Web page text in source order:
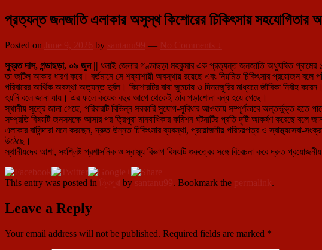
প্রত্যন্ত জনজাতি এলাকার অসুস্থ কিশোরের চিকিৎসায় সহযোগিতার
Posted on June 9, 2026 by santanu99 — No Comments ↓
সুব্রত দাস, গন্ডাছড়া, ০৯ জুন || ধলাই জেলার গণ্ডাছড়া মহকুমার এক প্রত্যন্ত জনজাতি অধ্যুষিত গ্রামের
তা জটিল আকার ধারণ করে। বর্তমানে সে শয্যাশায়ী অবস্থায় রয়েছে এবং নিয়মিত চিকিৎসার প্রয়োজন বলে
পরিবারের আর্থিক অবস্থা অত্যন্ত দুর্বল। কিশোরটির বাবা জুমচাষ ও দিনমজুরির মাধ্যমে জীবিকা নির্বাহ
হয়নি বলে জানা যায়। এর ফলে কয়েক বছর আগে থেকেই তার পড়াশোনা বন্ধ হয়ে গেছে।
স্থানীয় সূত্রে জানা গেছে, পরিবারটি বিভিন্ন সরকারি সুযোগ-সুবিধার আওতায় সম্পূর্ণভাবে অন্তর্ভুক্ত হতে
সম্প্রতি বিষয়টি জনসমক্ষে আসার পর ত্রিপুরা মানবাধিকার কমিশন ঘটনাটির প্রতি দৃষ্টি আকর্ষণ করেছে বলে
এলাকার বাসিন্দারা মনে করছেন, দ্রুত উন্নত চিকিৎসার ব্যবস্থা, প্রয়োজনীয় পরিচয়পত্র ও স্বাস্থ্যসেবা-
উঠেছে।
স্থানীয়দের আশা, সংশ্লিষ্ট প্রশাসনিক ও স্বাস্থ্য বিভাগ বিষয়টি গুরুত্বের সঙ্গে বিবেচনা করে দ্রুত
This entry was posted in ত্রিপুরা by santanu99. Bookmark the permalink.
Leave a Reply
Your email address will not be published. Required fields are marked *